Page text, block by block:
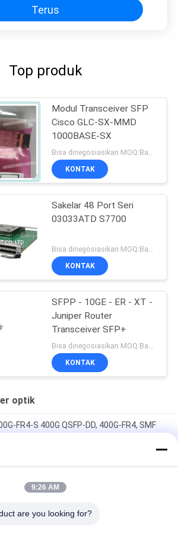
Terus
Top produk
Modul Transceiver SFP
Cisco GLC-SX-MMD
1000BASE-SX
Bisa dinegosiasikan MOQ:Bagian 1
KONTAK
Sakelar 48 Port Seri
03033ATD S7700
KONTAK
SFPP - 10GE - ER - XT -
Juniper Router
Transceiver SFP+
KONTAK
optik
FR4-S 400G QSFP-DD, 400G-FR4, SMF
QSFP-DD Transceiver, 400G-DR4, 500m
QSFP-DD Transceiver, 400G-LR4, 10km
9:26 AM
are you looking for?